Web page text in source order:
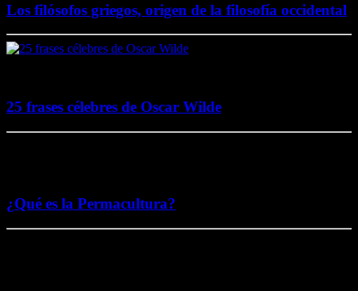
Los filósofos griegos, origen de la filosofía occidental
25 frases célebres de Oscar Wilde
¿Qué es la Permacultura?